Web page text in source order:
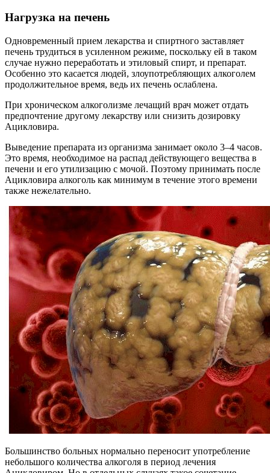
Нагрузка на печень
Одновременный прием лекарства и спиртного заставляет
печень трудиться в усиленном режиме, поскольку ей в таком
случае нужно переработать и этиловый спирт, и препарат.
Особенно это касается людей, злоупотребляющих алкоголем
продолжительное время, ведь их печень ослаблена.
При хроническом алкоголизме лечащий врач может отдать
предпочтение другому лекарству или снизить дозировку
Ацикловира.
Выведение препарата из организма занимает около 3–4 часов.
Это время, необходимое на распад действующего вещества в
печени и его утилизацию с мочой. Поэтому принимать после
Ацикловира алкоголь как минимум в течение этого времени
также нежелательно.
Большинство больных нормально переносит употребление
небольшого количества алкоголя в период лечения